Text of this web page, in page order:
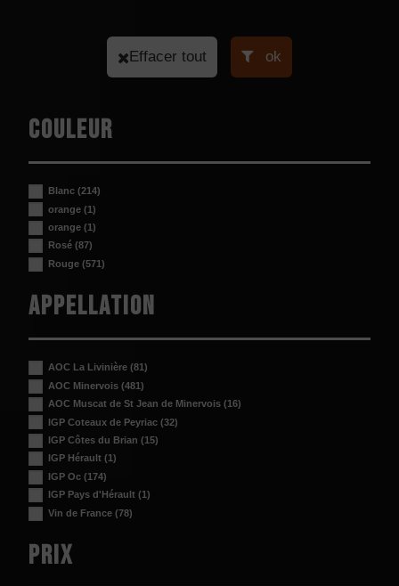
Effacer tout ok
Couleur
Blanc(214)
orange(1)
orange(1)
Rosé(87)
Rouge(571)
Appellation
AOC La Livinière(81)
AOC Minervois(481)
AOC Muscat de St Jean de Minervois(16)
IGP Coteaux de Peyriac(32)
IGP Côtes du Brian(15)
IGP Hérault(1)
IGP Oc(174)
IGP Pays d'Hérault(1)
Vin de France(78)
Prix